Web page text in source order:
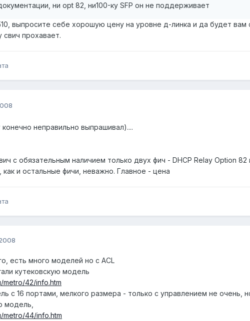
ни opt 82, ни100-ку SFP он не поддерживает
выпросите себе хорошую цену на уровне д-линка и да будет вам
свич прохавает.
неправильно выпрашивал)....
с обязательным наличием только двух фич - DHCP Relay Option 82
как и остальные фичи, неважно. Главное - цена
есть много моделей но с ACL
кутековскую модель
metro/42/info.htm
с 16 портами, мелкого размера - только с управлением не очень,
модель,
metro/44/info.htm